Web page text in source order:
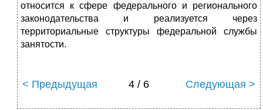
относится к сфере федерального и регионального
законодательства и реализуется через
территориальные структуры федеральной службы
занятости.
< Предыдущая 4 / 6 Следующая >